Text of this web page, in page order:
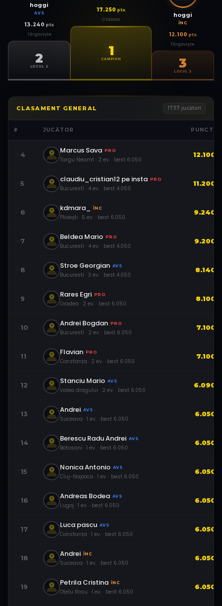
hoggi
AVS
13.240 pts
Târgoviște
2
LOCUL 2
17.250 pts
Craiova
1
CAMPION
hoggi
ÎNC
12.100 pts
Târgoviște
3
LOCUL 3
CLASAMENT GENERAL 1737 jucători
# JUCĂTOR PUNCTE
4 Marcus Sava PRO
Targu Neamt · 2 ev. · best 6.050
12.100
5 claudiu_cristian12 pe insta PRO
Bucuresti · 4 ev. · best 4.050
11.200
6 kdmara_ ÎNC
Ploiești · 5 ev. · best 6.050
9.240
7 Beldea Mario PRO
Bucuresti · 4 ev. · best 4.050
9.200
8 Stroe Georgian AVS
Bucuresti · 3 ev. · best 4.050
8.140
9 Rares Egri PRO
Oradea · 2 ev. · best 6.050
8.100
10 Andrei Bogdan PRO
Bucuresti · 2 ev. · best 6.050
7.100
11 Flavian PRO
Constanța · 2 ev. · best 6.050
7.100
12 Stanciu Mario AVS
valea dragului · 2 ev. · best 6.050
6.090
13 Andrei AVS
Suceava · 1 ev. · best 6.050
6.050
14 Berescu Radu Andrei AVS
Botosani · 1 ev. · best 6.050
6.050
15 Nonica Antonio AVS
Cluj-Napoca · 1 ev. · best 6.050
6.050
16 Andreas Bodea AVS
Lugoj · 1 ev. · best 6.050
6.050
17 Luca pascu AVS
Constanța · 1 ev. · best 6.050
6.050
18 Andrei ÎNC
Suceava · 1 ev. · best 6.050
6.050
19 Petrila Cristina ÎNC
Oțelu Rosu · 1 ev. · best 6.050
6.050